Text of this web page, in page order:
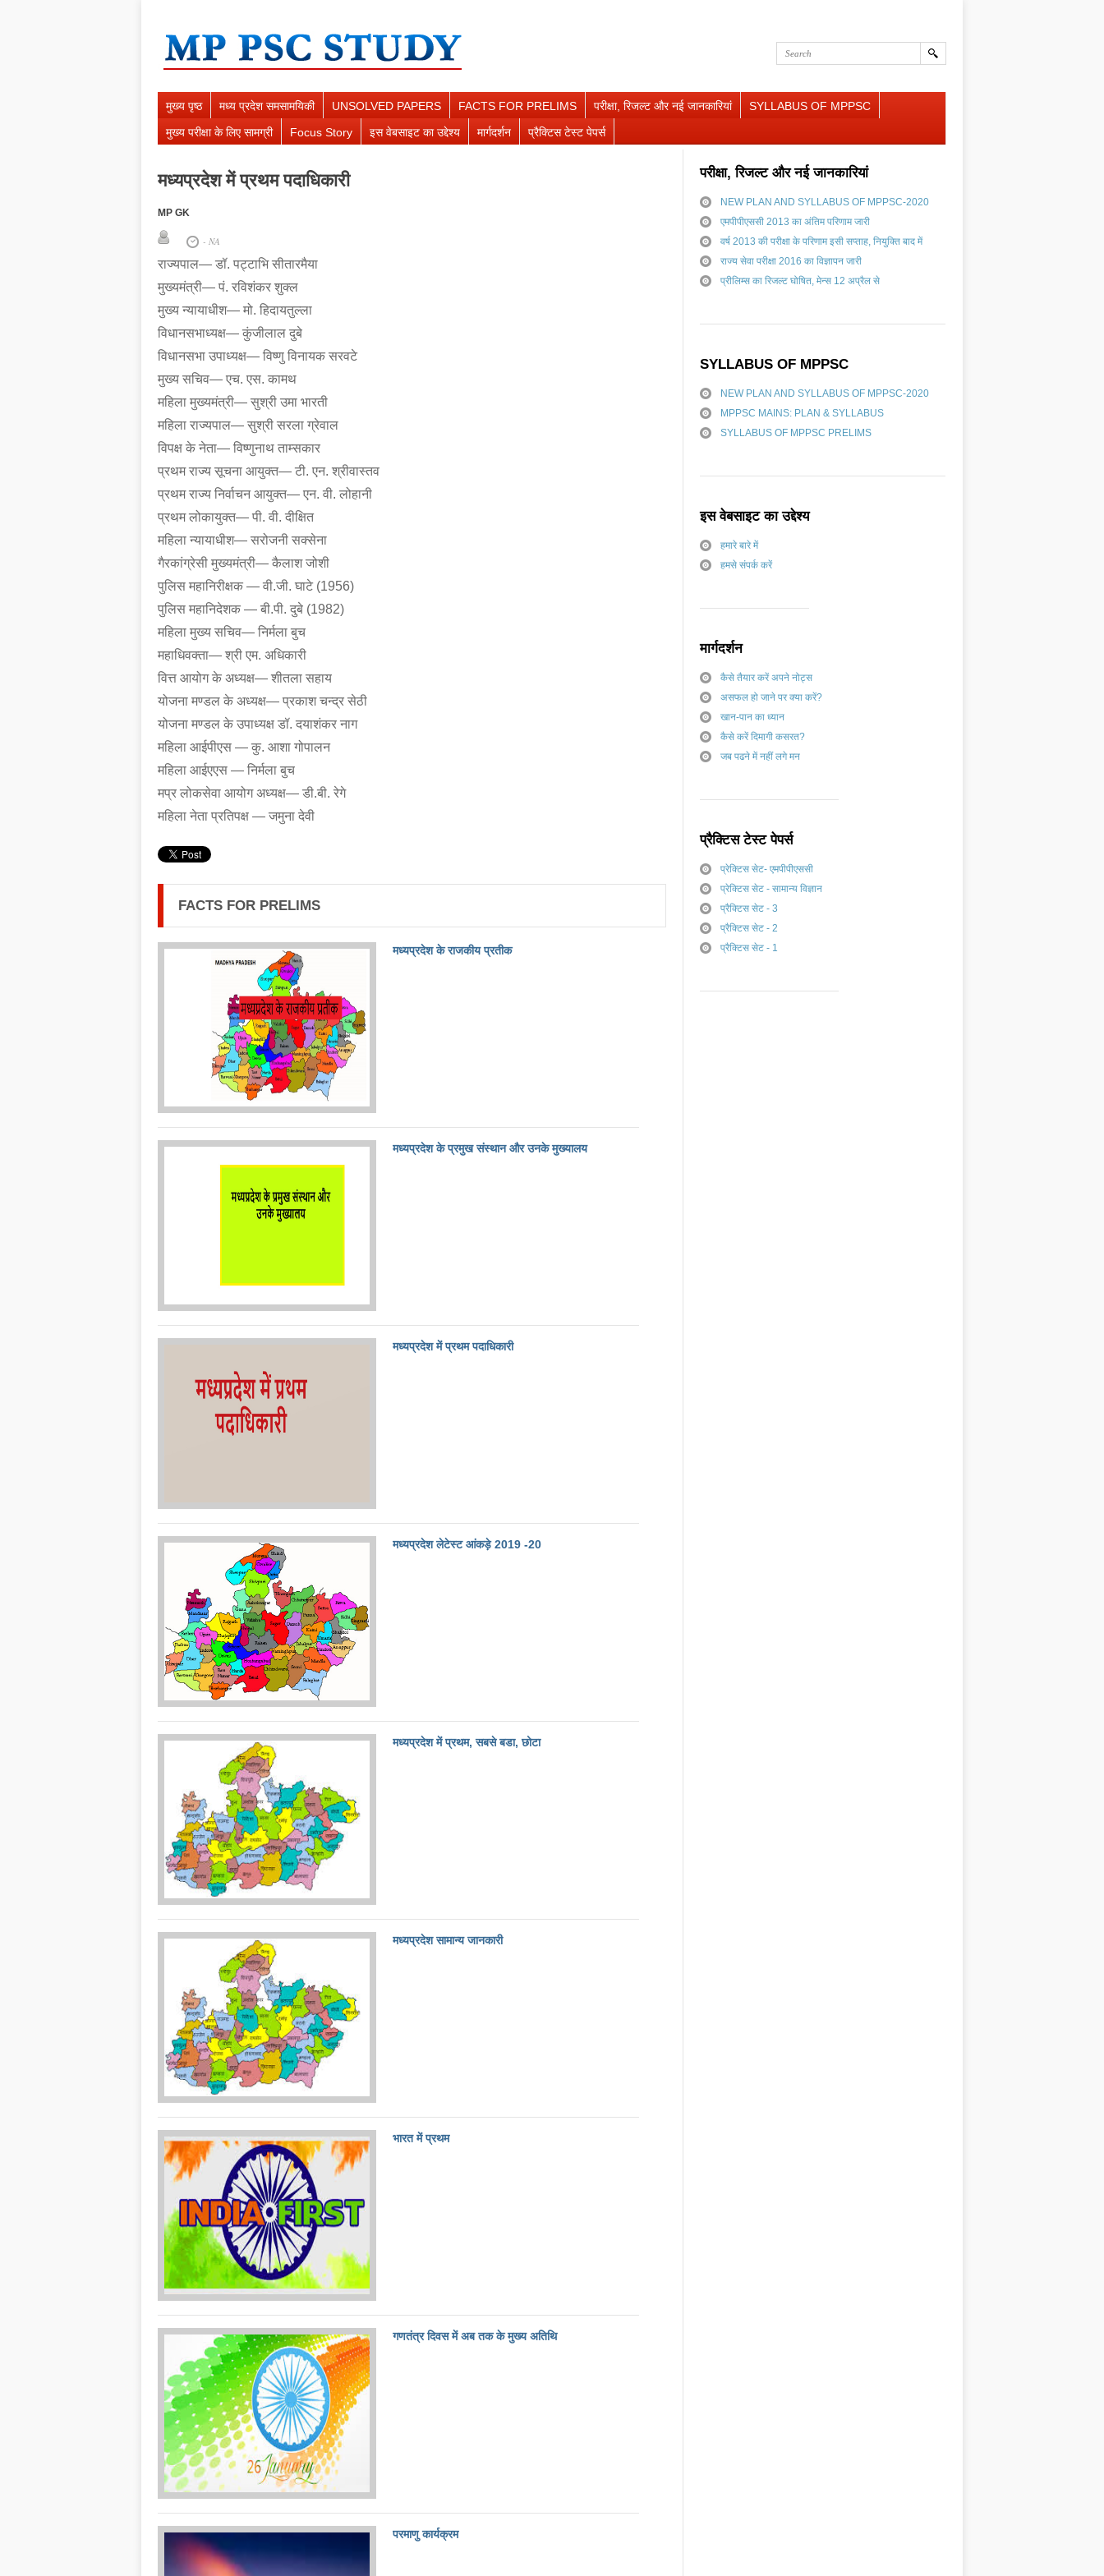
मुख्य पृष्ठ मध्य प्रदेश समसामयिकी UNSOLVED PAPERS FACTS FOR PRELIMS परीक्षा, रिजल्ट और नई जानकारियां
SYLLABUS OF MPPSC
मुख्य परीक्षा के लिए सामग्री
Focus Story इस वेबसाइट का उद्देश्य मार्गदर्शन प्रैक्टिस टेस्ट पेपर्स
मध्यप्रदेश में प्रथम पदाधिकारी
MP GK
- NA
राज्यपाल— डॉ. पट्टाभि सीतारमैया
मुख्यमंत्री— पं. रविशंकर शुक्ल
मुख्य न्यायाधीश— मो. हिदायतुल्ला
विधानसभाध्यक्ष— कुंजीलाल दुबे
विधानसभा उपाध्यक्ष— विष्णु विनायक सरवटे
मुख्य सचिव— एच. एस. कामथ
महिला मुख्यमंत्री— सुश्री उमा भारती
महिला राज्यपाल— सुश्री सरला ग्रेवाल
विपक्ष के नेता— विष्णुनाथ ताम्सकार
प्रथम राज्य सूचना आयुक्त— टी. एन. श्रीवास्तव
प्रथम राज्य निर्वाचन आयुक्त— एन. वी. लोहानी
प्रथम लोकायुक्त— पी. वी. दीक्षित
महिला न्यायाधीश— सरोजनी सक्सेना
गैरकांग्रेसी मुख्यमंत्री— कैलाश जोशी
पुलिस महानिरीक्षक — वी.जी. घाटे (1956)
पुलिस महानिदेशक — बी.पी. दुबे (1982)
महिला मुख्य सचिव— निर्मला बुच
महाधिवक्ता— श्री एम. अधिकारी
वित्त आयोग के अध्यक्ष— शीतला सहाय
योजना मण्डल के अध्यक्ष— प्रकाश चन्द्र सेठी
योजना मण्डल के उपाध्यक्ष डॉ. दयाशंकर नाग
महिला आईपीएस — कु. आशा गोपालन
महिला आईएएस — निर्मला बुच
मप्र लोकसेवा आयोग अध्यक्ष— डी.बी. रेगे
महिला नेता प्रतिपक्ष — जमुना देवी
FACTS FOR PRELIMS
मध्यप्रदेश के राजकीय प्रतीक
मध्यप्रदेश के प्रमुख संस्थान और उनके मुख्यालय
मध्यप्रदेश में प्रथम पदाधिकारी
मध्यप्रदेश लेटेस्ट आंकड़े 2019 -20
मध्यप्रदेश में प्रथम, सबसे बडा, छोटा
मध्यप्रदेश सामान्य जानकारी
भारत में प्रथम
गणतंत्र दिवस में अब तक के मुख्य अतिथि
परमाणु कार्यक्रम
परीक्षा, रिजल्ट और नई जानकारियां
NEW PLAN AND SYLLABUS OF MPPSC-2020
एमपीपीएससी 2013 का अंतिम परिणाम जारी
वर्ष 2013 की परीक्षा के परिणाम इसी सप्ताह, नियुक्ति बाद में
राज्य सेवा परीक्षा 2016 का विज्ञापन जारी
प्रीलिम्स का रिजल्ट घोषित, मेन्स 12 अप्रैल से
SYLLABUS OF MPPSC
NEW PLAN AND SYLLABUS OF MPPSC-2020
MPPSC MAINS: PLAN & SYLLABUS
SYLLABUS OF MPPSC PRELIMS
इस वेबसाइट का उद्देश्य
हमारे बारे में
हमसे संपर्क करें
मार्गदर्शन
कैसे तैयार करें अपने नोट्स
असफल हो जाने पर क्या करें?
खान-पान का ध्यान
कैसे करें दिमागी कसरत?
जब पढने में नहीं लगे मन
प्रैक्टिस टेस्ट पेपर्स
प्रेक्टिस सेट- एमपीपीएससी
प्रेक्टिस सेट - सामान्य विज्ञान
प्रैक्टिस सेट - 3
प्रैक्टिस सेट - 2
प्रैक्टिस सेट - 1